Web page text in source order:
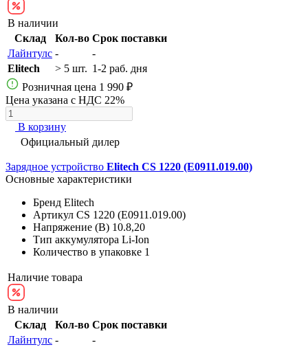
В наличии
Склад
Кол-во Срок поставки
Лайнтулс -
-
Elitech
> 5 шт. 1-2 раб. дня
Розничная цена 1 990 ₽
Цена указана с НДС 22%
В корзину
Официальный дилер
Зарядное устройство Elitech CS 1220 (E0911.019.00)
Основные характеристики
Бренд Elitech
Артикул CS 1220 (E0911.019.00)
Напряжение (В) 10.8,20
Тип аккумулятора Li-Ion
Количество в упаковке 1
Наличие товара
В наличии
Склад
Кол-во Срок поставки
Лайнтулс -
-